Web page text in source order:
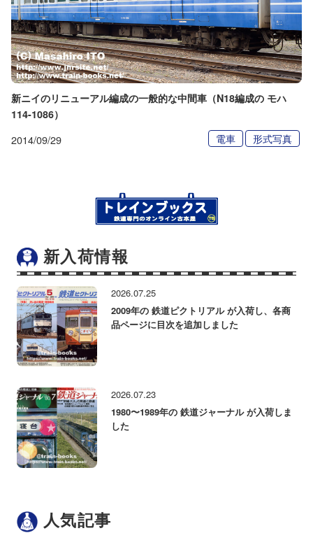
新ニイのリニューアル編成の一般的な中間車（N18編成の モハ
114-1086）
2014/09/29 電車 形式写真
新入荷情報
2026.07.25
2009年の 鉄道ピクトリアル が入荷し、各商
品ページに目次を追加しました
2026.07.23
1980〜1989年の 鉄道ジャーナル が入荷しま
した
人気記事